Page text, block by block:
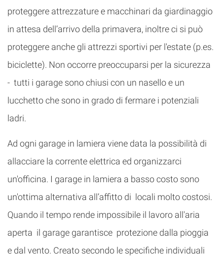
proteggere attrezzature e macchinari da giardinaggio
in attesa dell’arrivo della primavera, inoltre ci si può
proteggere anche gli attrezzi sportivi per l'estate (p.es.
biciclette). Non occorre preoccuparsi per la sicurezza
- tutti i garage sono chiusi con un nasello e un
lucchetto che sono in grado di fermare i potenziali
ladri.
Ad ogni garage in lamiera viene data la possibilità di
allacciare la corrente elettrica ed organizzarci
un'officina. I garage in lamiera a basso costo sono
un'ottima alternativa all’affitto di locali molto costosi.
Quando il tempo rende impossibile il lavoro all'aria
aperta il garage garantisce protezione dalla pioggia
e dal vento. Creato secondo le specifiche individuali